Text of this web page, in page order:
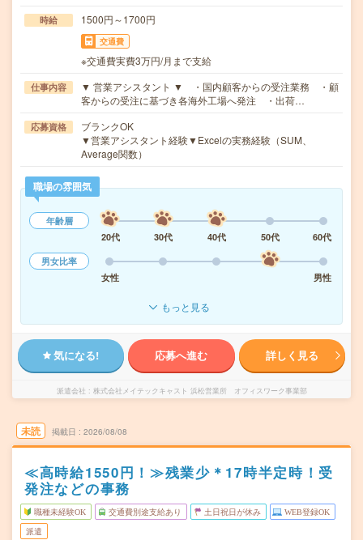
時給 1500円～1700円
交通費
※交通費実費3万円/月まで支給
仕事内容
▼ 営業アシスタント ▼ ・国内顧客からの受注業務 ・顧
客からの受注に基づき各海外工場へ発注 ・出荷…
応募資格
ブランクOK
▼営業アシスタント経験▼Excelの実務経験（SUM、
Average関数）
職場の雰囲気
年齢層
20代
30代 40代 50代
60代
男女比率
女性
男性
もっと見る
気になる! 応募へ進む 詳しく見る
派遣会社 株式会社メイテックキャスト 浜松営業所 オフィスワーク事業部
未読 掲載日 2026/08/08
≪高時給1550円！≫残業少＊17時半定時！受
発注などの事務
職種未経験OK 交通費別途支給あり 土日祝日が休み WEB登録OK
派遣